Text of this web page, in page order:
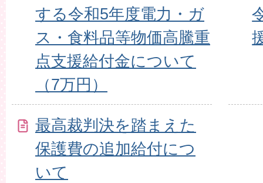
する令和5年度電力・ガ
ス・食料品等物価高騰重
点支援給付金について
（7万円）
最高裁判決を踏まえた
保護費の追加給付につ
いて